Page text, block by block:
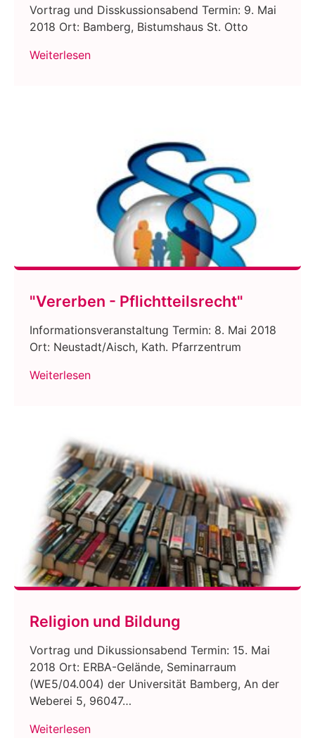
Vortrag und Disskussionsabend Termin: 9. Mai
2018 Ort: Bamberg, Bistumshaus St. Otto
Weiterlesen
"Vererben - Pflichtteilsrecht"
Informationsveranstaltung Termin: 8. Mai 2018
Ort: Neustadt/Aisch, Kath. Pfarrzentrum
Weiterlesen
Religion und Bildung
Vortrag und Dikussionsabend Termin: 15. Mai
2018 Ort: ERBA-Gelände, Seminarraum
(WE5/04.004) der Universität Bamberg, An der
Weberei 5, 96047…
Weiterlesen